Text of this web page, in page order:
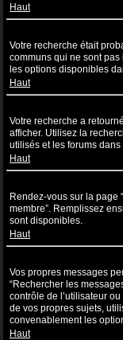
Haut
Votre recherche était
communs qui ne sont
les options disponibles
Haut
Votre recherche a
afficher. Utilisez la
utilisés et les forums
Haut
Rendez-vous sur la page
membre”. Remplissez
sont disponibles.
Haut
Vos propres messages
“Rechercher les
contrôle de l’utilisateur
de vos propres sujets,
convenablement les
Haut